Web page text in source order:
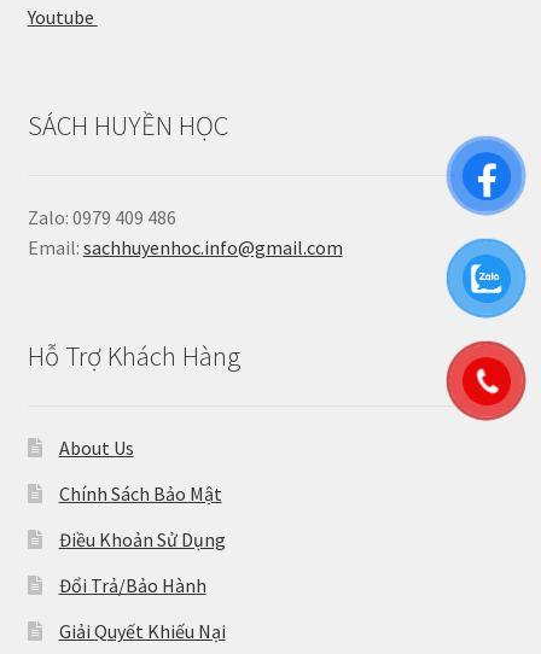
Youtube
SÁCH HUYỀN HỌC
Zalo: 0979 409 486
Email: sachhuyenhoc.info@gmail.com
Hỗ Trợ Khách Hàng
About Us
Chính Sách Bảo Mật
Điều Khoản Sử Dụng
Đổi Trả/Bảo Hành
Giải Quyết Khiếu Nại